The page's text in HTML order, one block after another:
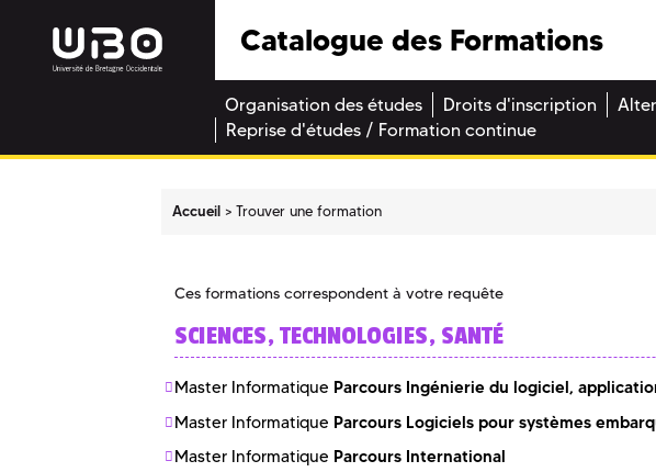
Catalogue des Formations
Organisation des études Droits d'inscription
Reprise d'études / Formation continue
Accueil Trouver une formation
Ces formations correspondent à votre requête
SCIENCES, TECHNOLOGIES, SANTÉ
Master Informatique Parcours Ingénierie du logiciel,
Master Informatique Parcours Logiciels pour systèmes
Master Informatique Parcours International